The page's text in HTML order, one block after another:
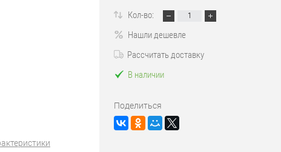
Кол-во:
Нашли дешевле
Рассчитать доставку
В наличии
Поделиться